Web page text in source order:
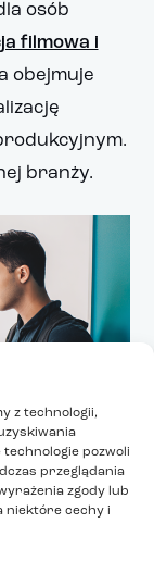
z technologii,
pozwoli
przeglądania
zgody lub
niektóre cechy i
osób
filmowa i
obejmuje
branży.